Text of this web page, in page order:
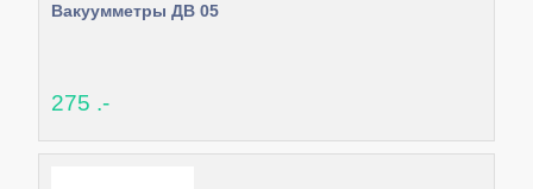
Вакуумметры ДВ 05
275 .-